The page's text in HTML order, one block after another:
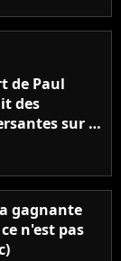
de Paul
des
sur la
Fast and
gagnante
n'est pas